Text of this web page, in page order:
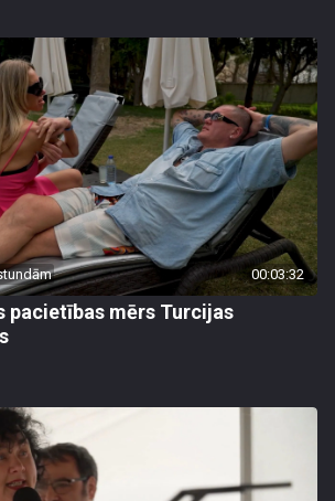
00:03:32
pacietības mērs Turcijas